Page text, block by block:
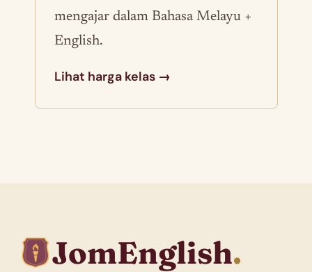
mengajar dalam Bahasa Melayu +
English.
Lihat harga kelas →
JomEnglish.